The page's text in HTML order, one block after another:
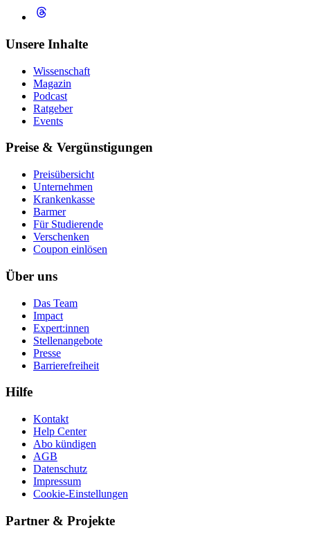
Unsere Inhalte
Wissenschaft
Magazin
Podcast
Ratgeber
Events
Preise & Vergünstigungen
Preisübersicht
Unternehmen
Krankenkasse
Barmer
Für Studierende
Ver­schen­ken
Coupon einlösen
Über uns
Das Team
Impact
Expert:innen
Stellenangebote
Presse
Barrierefreiheit
Hilfe
Kontakt
Help Center
Abo kündigen
AGB
Datenschutz
Impressum
Cookie-Einstellungen
Partner & Projekte